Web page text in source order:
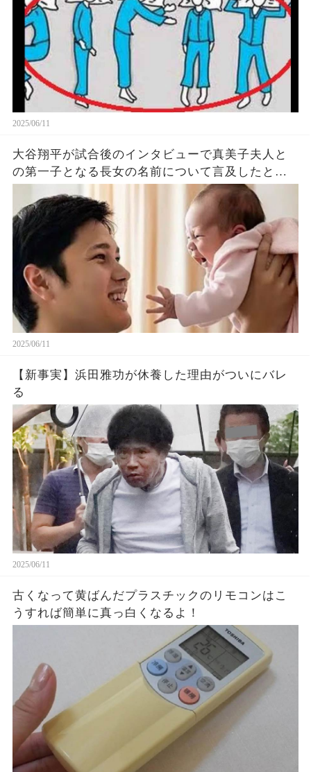
2025/06/11
大谷翔平が試合後のインタビューで真美子夫人と
の第一子となる長女の名前について言及したと話
題に！山本由伸や佐々木朗希は知ってそう！
2025/06/11
【新事実】浜田雅功が休養した理由がついにバレ
る
2025/06/11
古くなって黄ばんだプラスチックのリモコンはこ
うすれば簡単に真っ白くなるよ！